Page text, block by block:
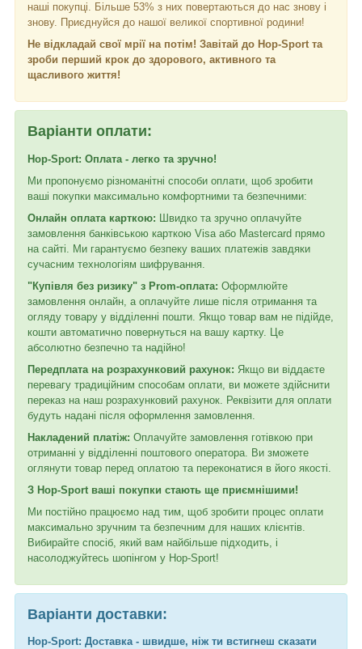
наші покупці. Більше 53% з них повертаються до нас знову і
знову. Приєднуйся до нашої великої спортивної родини!
Не відкладай свої мрії на потім! Завітай до Hop-Sport та
зроби перший крок до здорового, активного та
щасливого життя!
Варіанти оплати:
Hop-Sport: Оплата - легко та зручно!
Ми пропонуємо різноманітні способи оплати, щоб зробити
ваші покупки максимально комфортними та безпечними:
Онлайн оплата карткою: Швидко та зручно оплачуйте
замовлення банківською карткою Visa або Mastercard прямо
на сайті. Ми гарантуємо безпеку ваших платежів завдяки
сучасним технологіям шифрування.
"Купівля без ризику" з Prom-оплата: Оформлюйте
замовлення онлайн, а оплачуйте лише після отримання та
огляду товару у відділенні пошти. Якщо товар вам не підійде,
кошти автоматично повернуться на вашу картку. Це
абсолютно безпечно та надійно!
Передплата на розрахунковий рахунок: Якщо ви віддаєте
перевагу традиційним способам оплати, ви можете здійснити
переказ на наш розрахунковий рахунок. Реквізити для оплати
будуть надані після оформлення замовлення.
Накладений платіж: Оплачуйте замовлення готівкою при
отриманні у відділенні поштового оператора. Ви зможете
оглянути товар перед оплатою та переконатися в його якості.
З Hop-Sport ваші покупки стають ще приємнішими!
Ми постійно працюємо над тим, щоб зробити процес оплати
максимально зручним та безпечним для наших клієнтів.
Вибирайте спосіб, який вам найбільше підходить, і
насолоджуйтесь шопінгом у Hop-Sport!
Варіанти доставки:
Hop-Sport: Доставка - швидше, ніж ти встигнеш сказати